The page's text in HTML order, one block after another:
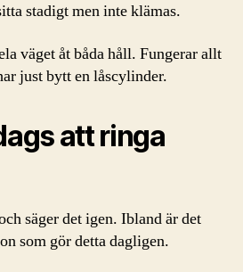
stadigt men inte klämas.
väget åt båda håll. Fungerar allt
just bytt en låscylinder.
att ringa
säger det igen. Ibland är det
som gör detta dagligen.